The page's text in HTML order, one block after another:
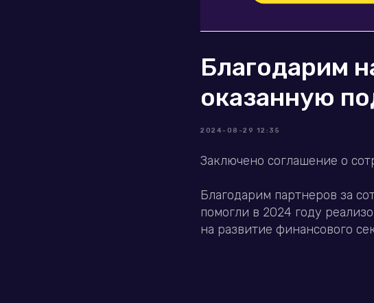
Благодарим
оказанную
2024-08-29 12:35
Заключено соглашение о
Благодарим партнеров за
помогли в 2024 году
на развитие финансового